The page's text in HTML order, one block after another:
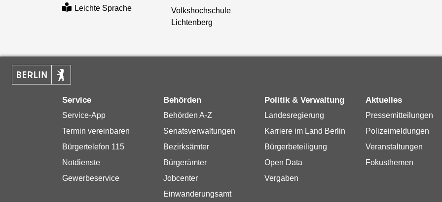
Leichte Sprache
Volkshochschule
Lichtenberg
Service
Service-App
Termin vereinbaren
Bürgertelefon 115
Notdienste
Gewerbeservice
Behörden
Behörden A-Z
Senatsverwaltungen
Bezirksämter
Bürgerämter
Jobcenter
Einwanderungsamt
Politik & Verwaltung
Landesregierung
Karriere im Land Berlin
Bürgerbeteiligung
Open Data
Vergaben
Aktuelles
Pressemitteilungen
Polizeimeldungen
Veranstaltungen
Fokusthemen